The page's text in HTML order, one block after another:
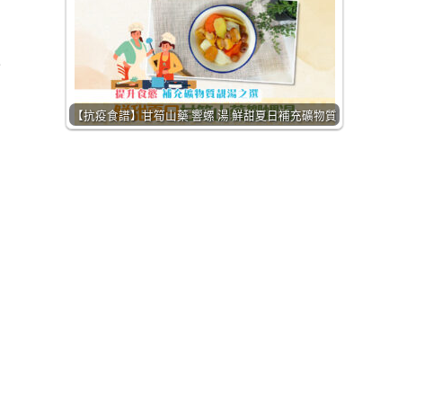
【抗疫食譜】甘筍山藥 響螺 湯 鮮甜夏日補充礦物質